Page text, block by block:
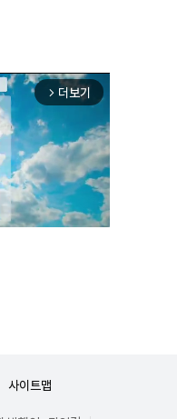
arrow_forward_ios 더보기
사이트맵